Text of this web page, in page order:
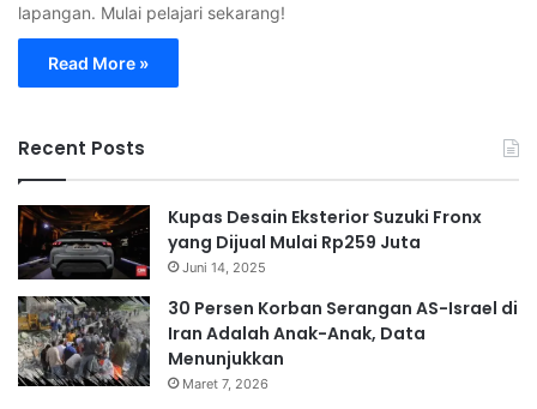
lapangan. Mulai pelajari sekarang!
Read More »
Recent Posts
Kupas Desain Eksterior Suzuki Fronx
yang Dijual Mulai Rp259 Juta
Juni 14, 2025
30 Persen Korban Serangan AS-Israel di
Iran Adalah Anak-Anak, Data
Menunjukkan
Maret 7, 2026